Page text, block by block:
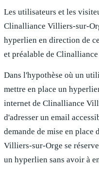
Les utilisateurs et les
Clinalliance Villiers-sur-
hyperlien en direction de
et préalable de
Dans l'hypothèse où un
mettre en place un
internet de Clinalliance
d'adresser un email
demande de mise en place
Villiers-sur-Orge se
un hyperlien sans avoir à